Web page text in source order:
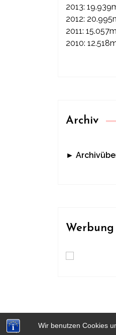
Wir benutzen Cookies
2013:
2012:
2011: 15.057m
2010:
Archiv
►
Werbung